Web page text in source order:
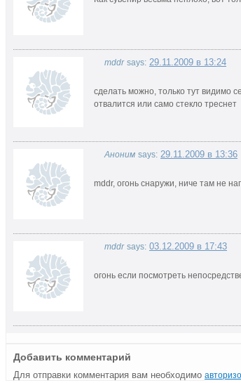
mddr says: 29.11.2009 в 13:24
сделать можно, только тут видимо
отвалится или само стекло треснет
Аноним says: 29.11.2009 в 13:36
mddr, огонь снаружи, ниче там не
mddr says: 03.12.2009 в 17:43
огонь если посмотреть
Добавить комментарий
Для отправки комментария вам необходимо